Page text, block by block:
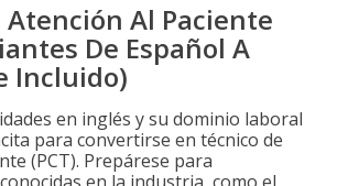
Atención Al Paciente
De Español A
Incluido)
en inglés y su dominio laboral
para convertirse en técnico de
(PCT). Prepárese para